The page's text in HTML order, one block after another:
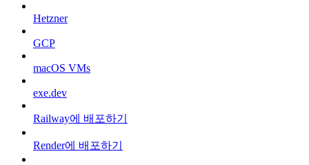
Hetzner
GCP
macOS VMs
exe.dev
Railway에 배포하기
Render에 배포하기